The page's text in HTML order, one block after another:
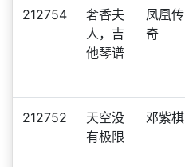
212754
奢香夫
人，吉
他琴谱
凤凰传
奇
212752
天空没
有极限
邓紫棋